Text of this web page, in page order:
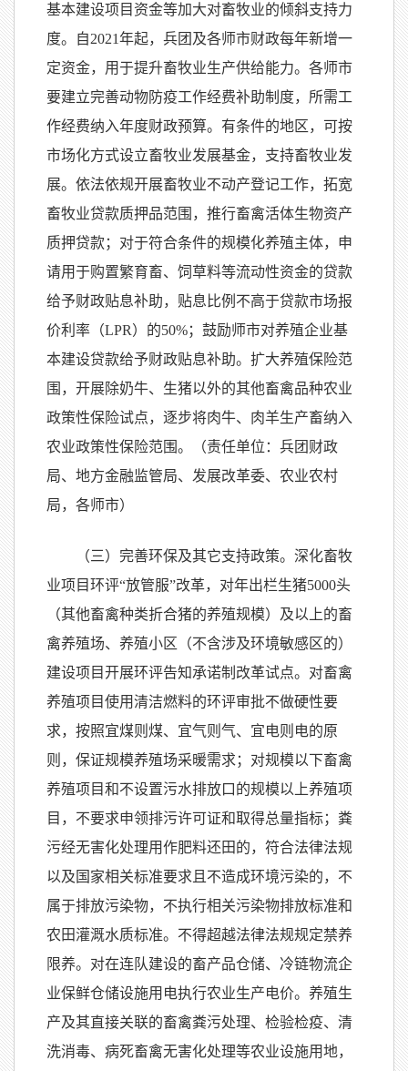
基本建设项目资金等加大对畜牧业的倾斜支持力
度。自2021年起，兵团及各师市财政每年新增一
定资金，用于提升畜牧业生产供给能力。各师市
要建立完善动物防疫工作经费补助制度，所需工
作经费纳入年度财政预算。有条件的地区，可按
市场化方式设立畜牧业发展基金，支持畜牧业发
展。依法依规开展畜牧业不动产登记工作，拓宽
畜牧业贷款质押品范围，推行畜禽活体生物资产
质押贷款；对于符合条件的规模化养殖主体，申
请用于购置繁育畜、饲草料等流动性资金的贷款
给予财政贴息补助，贴息比例不高于贷款市场报
价利率（LPR）的50%；鼓励师市对养殖企业基
本建设贷款给予财政贴息补助。扩大养殖保险范
围，开展除奶牛、生猪以外的其他畜禽品种农业
政策性保险试点，逐步将肉牛、肉羊生产畜纳入
农业政策性保险范围。（责任单位：兵团财政
局、地方金融监管局、发展改革委、农业农村
局，各师市）
（三）完善环保及其它支持政策。深化畜牧
业项目环评“放管服”改革，对年出栏生猪5000头
（其他畜禽种类折合猪的养殖规模）及以上的畜
禽养殖场、养殖小区（不含涉及环境敏感区的）
建设项目开展环评告知承诺制改革试点。对畜禽
养殖项目使用清洁燃料的环评审批不做硬性要
求，按照宜煤则煤、宜气则气、宜电则电的原
则，保证规模养殖场采暖需求；对规模以下畜禽
养殖项目和不设置污水排放口的规模以上养殖项
目，不要求申领排污许可证和取得总量指标；粪
污经无害化处理用作肥料还田的，符合法律法规
以及国家相关标准要求且不造成环境污染的，不
属于排放污染物，不执行相关污染物排放标准和
农田灌溉水质标准。不得超越法律法规规定禁养
限养。对在连队建设的畜产品仓储、冷链物流企
业保鲜仓储设施用电执行农业生产电价。养殖生
产及其直接关联的畜禽粪污处理、检验检疫、清
洗消毒、病死畜禽无害化处理等农业设施用地，